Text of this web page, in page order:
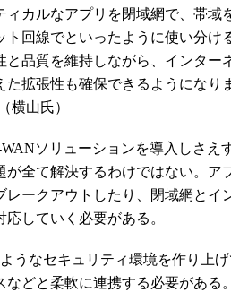
ィカルなアプリを閉域網で、帯域
ト回線でといったように使い分け
と品質を維持しながら、インター
た拡張性も確保できるようになり
横山氏）
ソリューションを導入しさえ
が全て解決するわけではない。ア
レークアウトしたり、閉域網とイ
していく必要がある。
うなセキュリティ環境を作り上
などと柔軟に連携する必要がある。